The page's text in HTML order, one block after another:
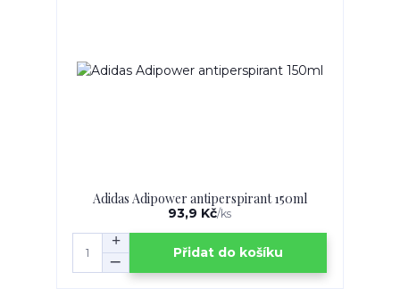
Adidas Adipower antiperspirant 150ml
93,9 Kč/ks
Přidat do košíku